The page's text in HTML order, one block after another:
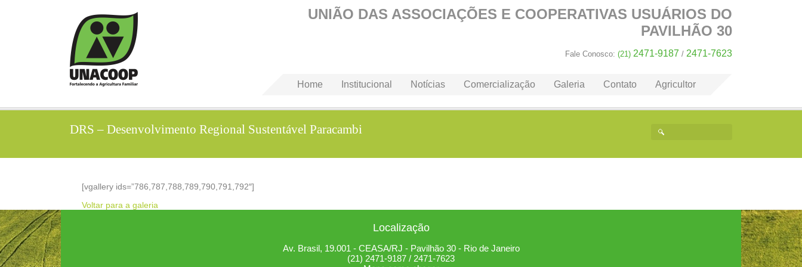
UNIÃO DAS ASSOCIAÇÕES E COOPERATIVAS USUÁRIOS DO
PAVILHÃO 30
Fale Conosco: (21) 2471-9187 / 2471-7623
Home Institucional Notícias Comercialização Galeria Contato Agricultor
DRS – Desenvolvimento Regional Sustentável Paracambi
[vgallery ids=”786,787,788,789,790,791,792″]
Voltar para a galeria
Localização
Av. Brasil, 19.001 - CEASA/RJ - Pavilhão 30 - Rio de Janeiro
(21) 2471-9187 / 2471-7623